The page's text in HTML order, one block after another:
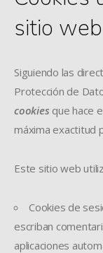
sitio web
Siguiendo las
Protección de
cookies que hace
máxima exactitud
Este sitio web
Cookies de
escriban
aplicaciones